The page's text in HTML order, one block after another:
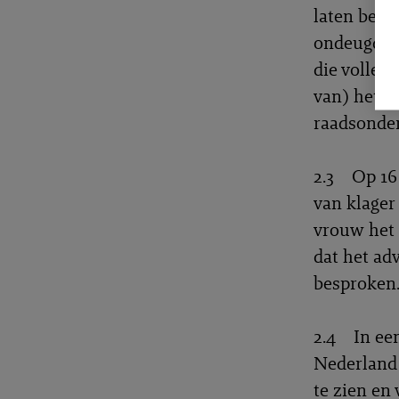
laten
die
van) het
2.3 Op 16
van
vrouw het
dat het
besproken.
2.4 In
te zien en